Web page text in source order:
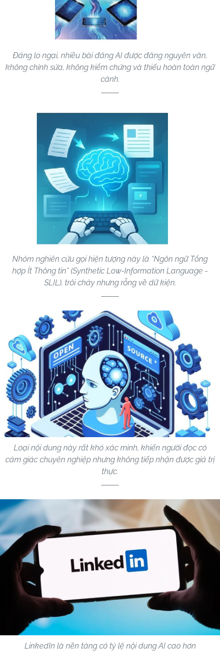
Đáng lo ngại, nhiều bài đăng AI được đăng nguyên văn,
không chỉnh sửa, không kiểm chứng và thiếu hoàn toàn ngữ
cảnh.
Nhóm nghiên cứu gọi hiện tượng này là “Ngôn ngữ Tổng
hợp Ít Thông tin” (Synthetic Low-Information Language -
SLIL), trôi chảy nhưng rỗng về dữ kiện.
Loại nội dung này rất khó xác minh, khiến người đọc có
cảm giác chuyên nghiệp nhưng không tiếp nhận được giá trị
thực.
LinkedIn là nền tảng có tỷ lệ nội dung AI cao hơn